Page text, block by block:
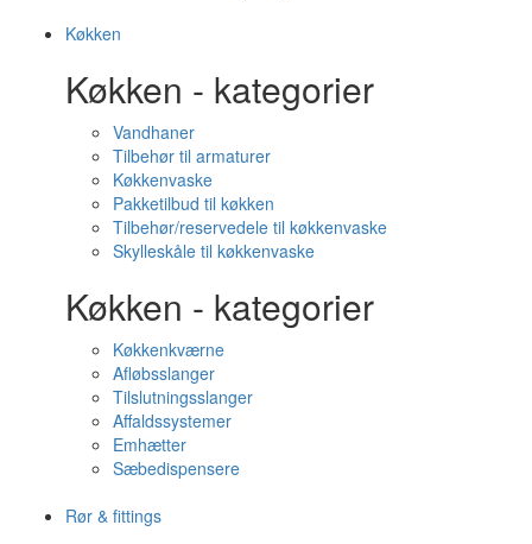
Køkken
Køkken - kategorier
Vandhaner
Tilbehør til armaturer
Køkkenvaske
Pakketilbud til køkken
Tilbehør/reservedele til køkkenvaske
Skylleskåle til køkkenvaske
Køkken - kategorier
Køkkenkværne
Afløbsslanger
Tilslutningsslanger
Affaldssystemer
Emhætter
Sæbedispensere
Rør & fittings